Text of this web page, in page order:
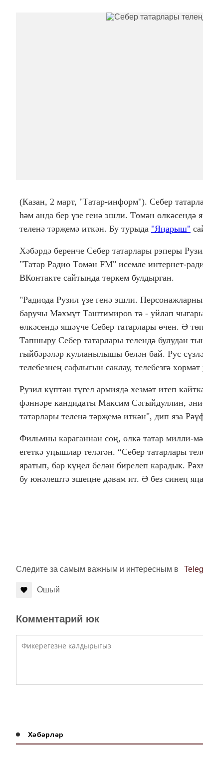
(Казан, 2 март, "Татар-информ"). Себер
һәм анда бер үзе генә эшли. Төмән өлкәсендә
теленә тәрҗемә иткән. Бу турыда "Яңарыш"
Хәбәрдә беренче Себер татарлары рэперы
"Татар Радио Төмән FM" исемле интернет-
ВКонтакте сайтында төркем булдырган.
"Радиода Рузил үзе генә эшли.
баручы Мәхмүт Таштимиров тә - уйлап
өлкәсендә яшәүче Себер татарлары өчен. Ә
Тапшыру Себер татарлары телендә булудан
гыйбәрәләр кулланылышы белән бай. Рус
телебезнең сафлыгын саклау, телебезгә
Рузил күптән түгел армиядә хезмәт итеп
фәннәре кандидаты Максим Сәгыйдуллин,
татарлары теленә тәрҗемә иткән", дип яза
Фильмны караганнан соң, өлкә татар милли-
егеткә уңышлар теләгән. “Себер татарлары
яратып, бар күңел белән бирелеп карадык.
бу юнәлештә эшеңне дәвам ит. Ә без синең
Следите за самым важным и интересным в
Ошый
Комментарий юк
Хәбәрләр